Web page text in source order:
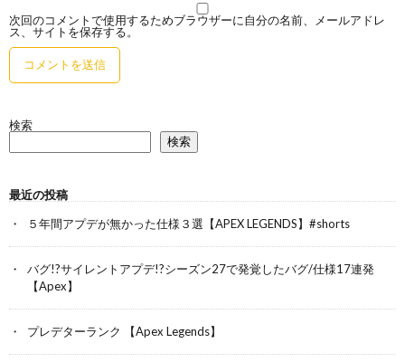
次回のコメントで使用するためブラウザーに自分の名前、メールアドレ
ス、サイトを保存する。
検索
検索
最近の投稿
５年間アプデが無かった仕様３選【APEX LEGENDS】#shorts
バグ!?サイレントアプデ!?シーズン27で発覚したバグ/仕様17連発
【Apex】
プレデターランク 【Apex Legends】